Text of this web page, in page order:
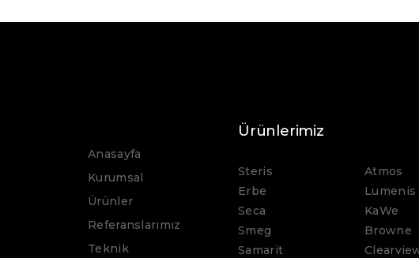
Dezenfektör
Anasayfa
Kurumsal
Ürünler
Referanslarımız
Teknik
Ürünlerimiz
Steris
Atmos
Erbe
Lumenis
Seca
KaWe
Smeg
Browne
Samarit